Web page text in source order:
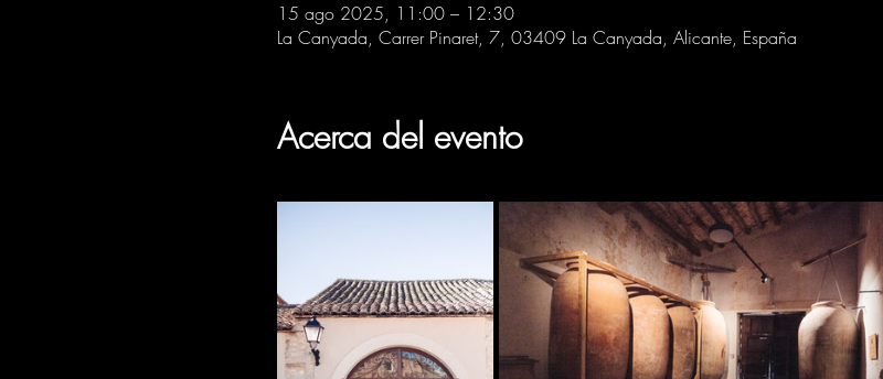
15 ago 2025, 11:00 – 12:30
La Canyada, Carrer Pinaret, 7, 03409 La Canyada, Alicante, España
Acerca del evento